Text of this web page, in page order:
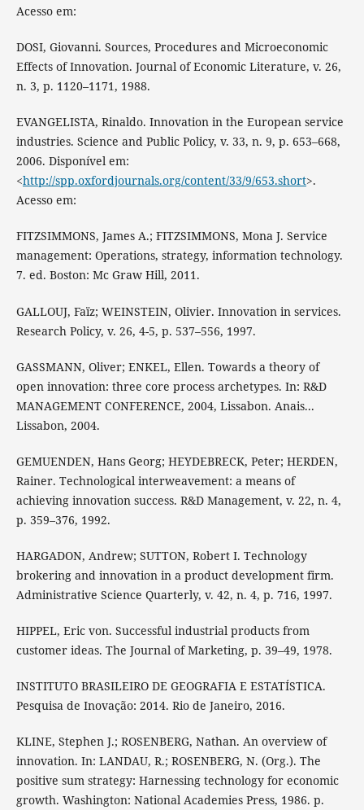
Acesso em:
DOSI, Giovanni. Sources, Procedures and Microeconomic
Effects of Innovation. Journal of Economic Literature, v. 26,
n. 3, p. 1120–1171, 1988.
EVANGELISTA, Rinaldo. Innovation in the European service
industries. Science and Public Policy, v. 33, n. 9, p. 653–668,
2006. Disponível em:
<http://spp.oxfordjournals.org/content/33/9/653.short>.
Acesso em:
FITZSIMMONS, James A.; FITZSIMMONS, Mona J. Service
management: Operations, strategy, information technology.
7. ed. Boston: Mc Graw Hill, 2011.
GALLOUJ, Faïz; WEINSTEIN, Olivier. Innovation in services.
Research Policy, v. 26, 4-5, p. 537–556, 1997.
GASSMANN, Oliver; ENKEL, Ellen. Towards a theory of
open innovation: three core process archetypes. In: R&D
MANAGEMENT CONFERENCE, 2004, Lissabon. Anais...
Lissabon, 2004.
GEMUENDEN, Hans Georg; HEYDEBRECK, Peter; HERDEN,
Rainer. Technological interweavement: a means of
achieving innovation success. R&D Management, v. 22, n. 4,
p. 359–376, 1992.
HARGADON, Andrew; SUTTON, Robert I. Technology
brokering and innovation in a product development firm.
Administrative Science Quarterly, v. 42, n. 4, p. 716, 1997.
HIPPEL, Eric von. Successful industrial products from
customer ideas. The Journal of Marketing, p. 39–49, 1978.
INSTITUTO BRASILEIRO DE GEOGRAFIA E ESTATÍSTICA.
Pesquisa de Inovação: 2014. Rio de Janeiro, 2016.
KLINE, Stephen J.; ROSENBERG, Nathan. An overview of
innovation. In: LANDAU, R.; ROSENBERG, N. (Org.). The
positive sum strategy: Harnessing technology for economic
growth. Washington: National Academies Press, 1986. p.